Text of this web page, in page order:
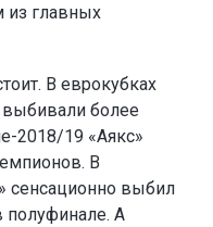
из главных
В еврокубках
выбивали более
2018/19 «Аякс»
В
сенсационно выбил
полуфинале. А